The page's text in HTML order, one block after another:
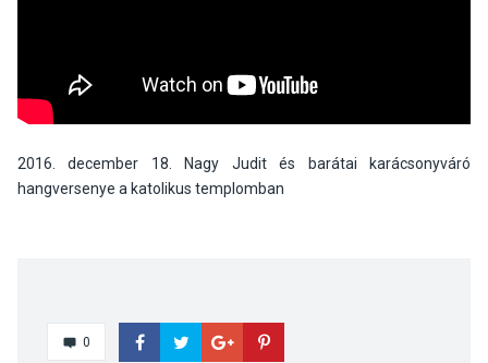
2016. december 18. Nagy Judit és barátai karácsonyváró
hangversenye a katolikus templomban
0